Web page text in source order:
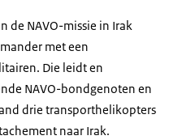
de NAVO-missie in Irak
met een
Die leidt en
NAVO-bondgenoten en
drie transporthelikopters
naar Irak.